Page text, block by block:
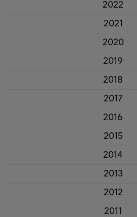
2022
2021
2020
2019
2018
2017
2016
2015
2014
2013
2012
2011